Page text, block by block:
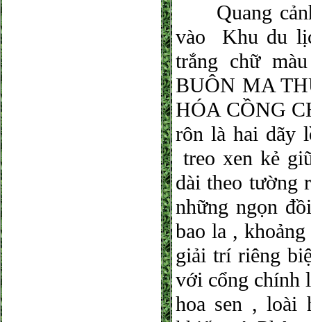
Quang cảnh
vào Khu du
trắng chữ
BUÔN MA
HÓA CỒNG
rôn là hai dãy
treo xen kẻ
dài theo tường
những ngọn
bao la ,
giải trí riêng
với cổng chính
hoa sen , loài